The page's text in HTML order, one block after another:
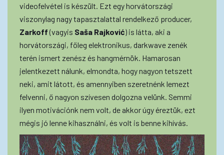
videofelvétel is készült. Ezt egy horvátországi
viszonylag nagy tapasztalattal rendelkező producer,
Zarkoff(vagyis Saša Rajković) is látta, aki a
horvátországi, főleg elektronikus, darkwave zenék
terén ismert zenész és hangmérnök. Hamarosan
jelentkezett nálunk, elmondta, hogy nagyon tetszett
neki, amit látott, és amennyiben szeretnénk lemezt
felvenni, ő nagyon szívesen dolgozna velünk. Semmi
ilyen motivációnk nem volt, de akkor úgy éreztük, ezt
mégis jó lenne kihasználni, és volt is benne kihívás.